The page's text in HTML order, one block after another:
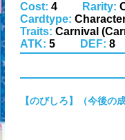
Cost: 4 Rarity:
Cardtype:
Traits: Carnival
ATK: 5 DEF: 8
【のびしろ】（今後の